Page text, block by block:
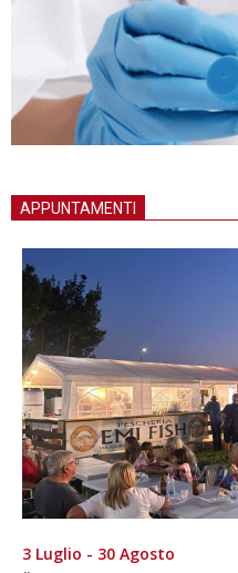
APPUNTAMENTI
3 Luglio - 30 Agosto